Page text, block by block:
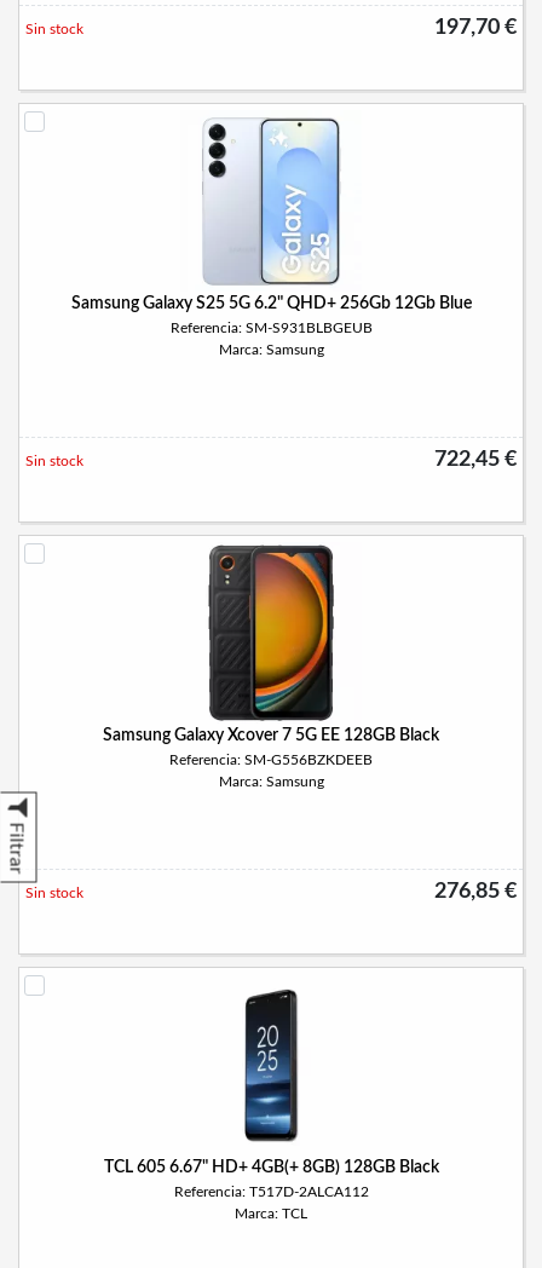
Filtrar
197,70 €
Sin stock
Samsung Galaxy S25 5G 6.2" QHD+ 256Gb 12Gb Blue
Referencia: SM-S931BLBGEUB
Marca: Samsung
722,45 €
Sin stock
Samsung Galaxy Xcover 7 5G EE 128GB Black
Referencia: SM-G556BZKDEEB
Marca: Samsung
276,85 €
Sin stock
TCL 605 6.67" HD+ 4GB(+ 8GB) 128GB Black
Referencia: T517D-2ALCA112
Marca: TCL